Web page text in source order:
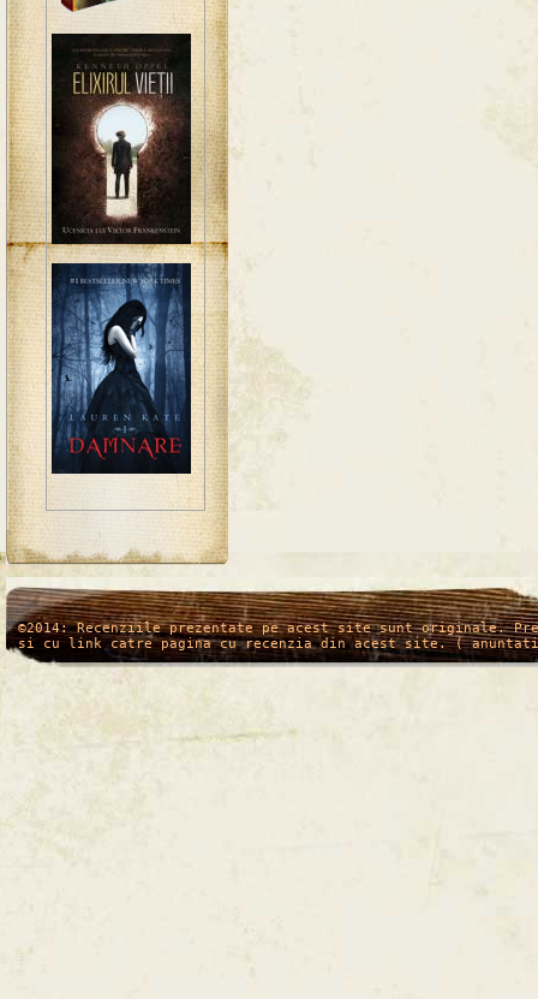
/* */
©2014: Recenziile prezentate pe acest site sunt originale.
si cu link catre pagina cu recenzia din acest site. (